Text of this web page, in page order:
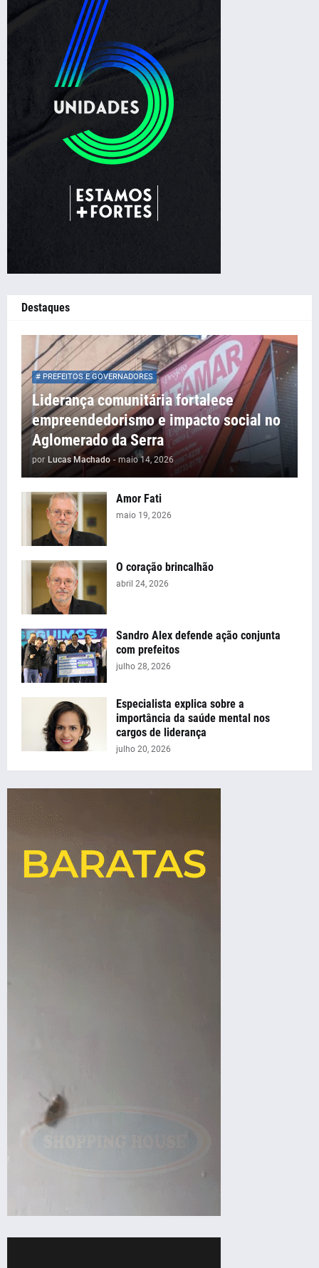
Destaques
# PREFEITOS E GOVERNADORES
Liderança comunitária fortalece
empreendedorismo e impacto social no
Aglomerado da Serra
por Lucas Machado - maio 14, 2026
Amor Fati
maio 19, 2026
O coração brincalhão
abril 24, 2026
Sandro Alex defende ação conjunta
com prefeitos
julho 28, 2026
Especialista explica sobre a
importância da saúde mental nos
cargos de liderança
julho 20, 2026